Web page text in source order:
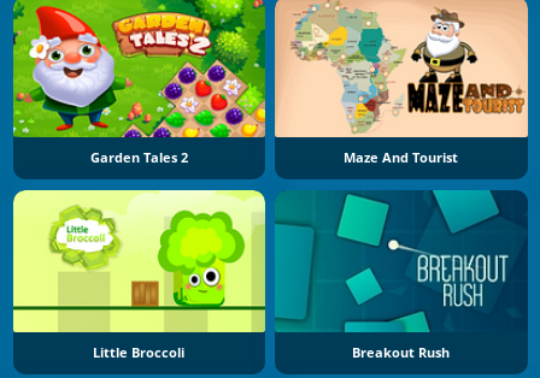
Garden Tales 2 Maze And Tourist
Little Broccoli Breakout Rush